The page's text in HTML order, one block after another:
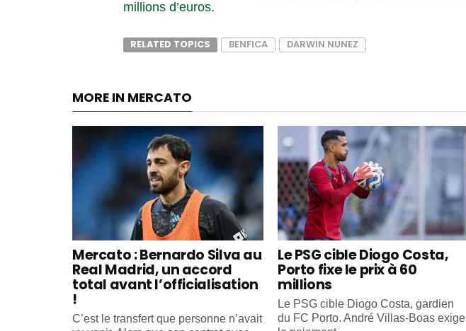
millions d’euros.
RELATED TOPICS BENFICA DARWIN NUNEZ
MORE IN MERCATO
Mercato : Bernardo Silva au
Real Madrid, un accord
total avant l’officialisation
!
C’est le transfert que personne n’avait
Le PSG cible Diogo Costa,
Porto fixe le prix à 60
millions
Le PSG cible Diogo Costa, gardien
du FC Porto. André Villas-Boas exige